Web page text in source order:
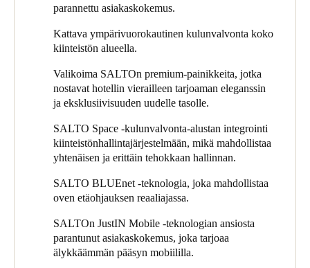
Czech Republic
parannettu asiakaskokemus.
Kattava ympärivuorokautinen kulunvalvonta koko
kiinteistön alueella.
Valikoima SALTOn premium-painikkeita, jotka
nostavat hotellin vierailleen tarjoaman eleganssin
ja eksklusiivisuuden uudelle tasolle.
SALTO Space -kulunvalvonta-alustan integrointi
kiinteistönhallintajärjestelmään, mikä mahdollistaa
yhtenäisen ja erittäin tehokkaan hallinnan.
SALTO BLUEnet -teknologia, joka mahdollistaa
oven etäohjauksen reaaliajassa.
SALTOn JustIN Mobile -teknologian ansiosta
parantunut asiakaskokemus, joka tarjoaa
älykkäämmän pääsyn mobiililla.